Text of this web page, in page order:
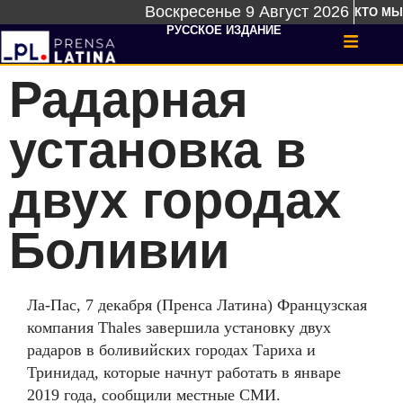
Воскресенье 9 Август 2026 КТО МЫ
РУССКОЕ ИЗДАНИЕ
Радарная
установка в
двух городах
Боливии
Ла-Пас, 7 декабря (Пренса Латина) Французская
компания Thales завершила установку двух
радаров в боливийских городах Тариха и
Тринидад, которые начнут работать в январе
2019 года, сообщили местные СМИ.